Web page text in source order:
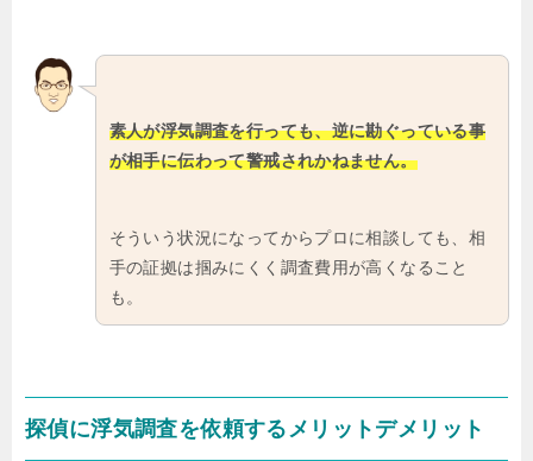
素人が浮気調査を行っても、逆に勘ぐっている事
が相手に伝わって警戒されかねません。
そういう状況になってからプロに相談しても、相
手の証拠は掴みにくく調査費用が高くなること
も。
探偵に浮気調査を依頼するメリットデメリット